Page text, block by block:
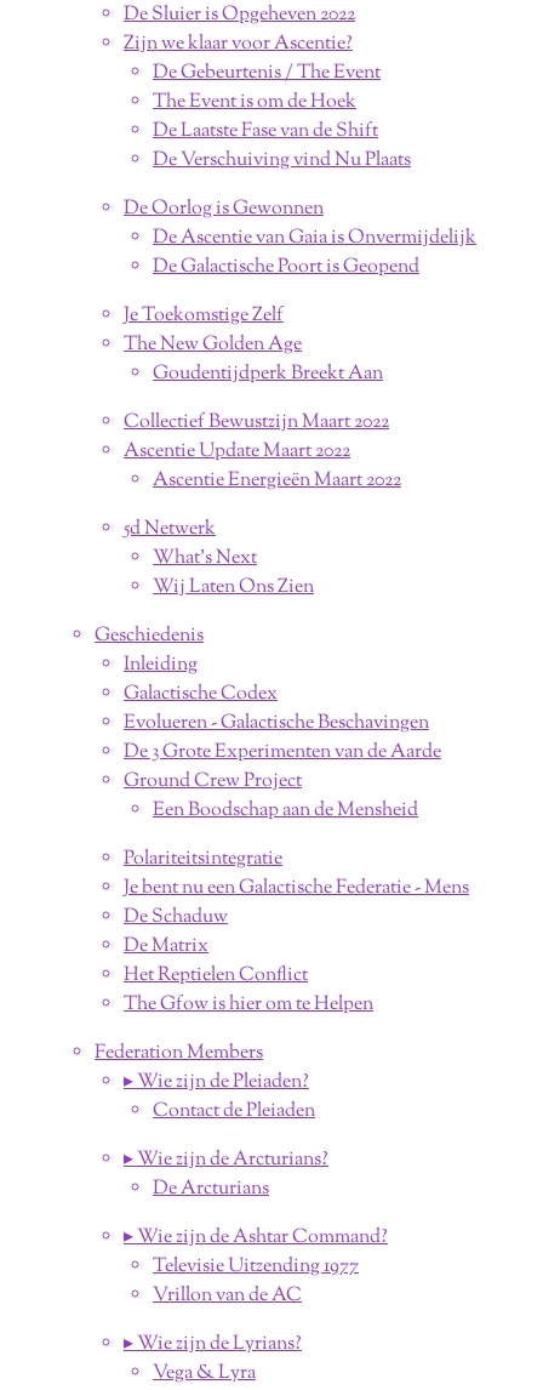
De Sluier is Opgeheven 2022
Zijn we klaar voor Ascentie?
De Gebeurtenis / The Event
The Event is om de Hoek
De Laatste Fase van de Shift
De Verschuiving vind Nu Plaats
De Oorlog is Gewonnen
De Ascentie van Gaia is Onvermijdelijk
De Galactische Poort is Geopend
Je Toekomstige Zelf
The New Golden Age
Goudentijdperk Breekt Aan
Collectief Bewustzijn Maart 2022
Ascentie Update Maart 2022
Ascentie Energieën Maart 2022
5d Netwerk
What's Next
Wij Laten Ons Zien
Geschiedenis
Inleiding
Galactische Codex
Evolueren - Galactische Beschavingen
De 3 Grote Experimenten van de Aarde
Ground Crew Project
Een Boodschap aan de Mensheid
Polariteitsintegratie
Je bent nu een Galactische Federatie - Mens
De Schaduw
De Matrix
Het Reptielen Conflict
The Gfow is hier om te Helpen
Federation Members
▸ Wie zijn de Pleiaden?
Contact de Pleiaden
▸ Wie zijn de Arcturians?
De Arcturians
▸ Wie zijn de Ashtar Command?
Televisie Uitzending 1977
Vrillon van de AC
▸ Wie zijn de Lyrians?
Vega & Lyra